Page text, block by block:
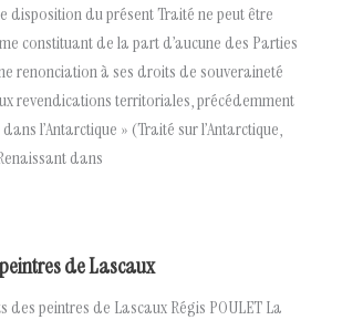
disposition du présent Traité ne peut être
constituant de la part d’aucune des Parties
renonciation à ses droits de souveraineté
revendications territoriales, précédemment
l’Antarctique » (Traité sur l’Antarctique,
dans
de Lascaux
des peintres de Lascaux Régis POULET La